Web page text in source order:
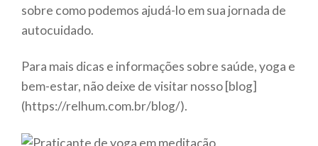
sobre como podemos ajudá-lo em sua jornada de
autocuidado.
Para mais dicas e informações sobre saúde, yoga e
bem-estar, não deixe de visitar nosso [blog]
(https://relhum.com.br/blog/).